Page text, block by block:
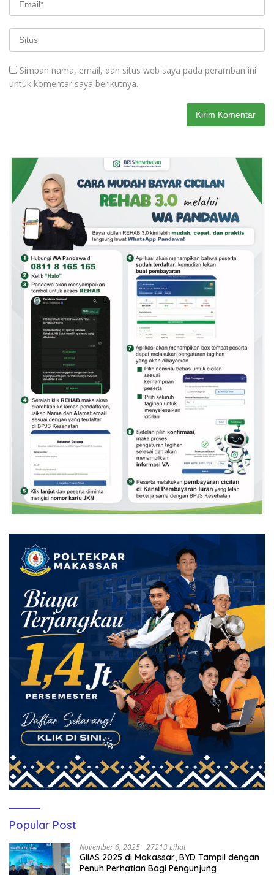
Simpan nama, email, dan situs web saya pada peramban ini
untuk komentar saya berikutnya.
Popular Post
November 6, 2025 27213 Lihat
GIIAS 2025 di Makassar, BYD Tampil dengan
Penuh Perhatian Bagi Pengunjung